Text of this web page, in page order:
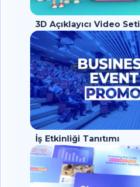
3D Açıklayıcı Video Seti
İş Etkinliği Tanıtımı